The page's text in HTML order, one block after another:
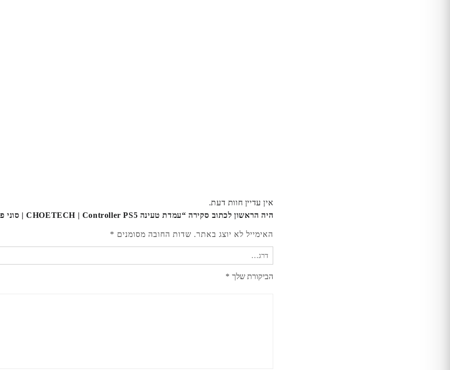
אין עדיין חוות דעת.
היה הראשון לכתוב סקירה “עמדת טעינה CHOETECH | Controller PS5 | סוני פלייסטיישן”
האימייל לא יוצג באתר. שדות החובה מסומנים *
הביקורת שלך *